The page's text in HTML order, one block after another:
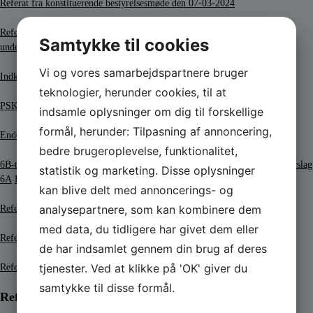
Referat fra konstituerende bestyrelsesmøde den 07-03-2024
Referat fra ordinær generalforsamling i Præstø Sejlklub 07-03-2024 –
underskrevet
Indkaldelse til ordinær generalforsamling i Præstø Sejlklub 2024
PSK Årsregnskab 2023 – underskrevet-compressed
Endelig dagsorden til ordinær generalforsamling i Præstø Sejlklub 2024
6B-tegning#1 6B-tegning#2 6B-tegning#3 6B-tegning#4 6B-tegning#5
Forslag
6A Forslag 6B Forslag 6C Forslag 6D Forslag 6D – bilag
Referat fra Bestyrelsesmødet den 21-02-2024
Referat fra Bestyrelsesmødet den 24-01-2024
Referat fra Bestyrelsesmøde den 24-01-2024
Referater og regnskab 2023
Samtykke til cookies
Vi og vores samarbejdspartnere bruger
teknologier, herunder cookies, til at
indsamle oplysninger om dig til forskellige
formål, herunder: Tilpasning af annoncering,
bedre brugeroplevelse, funktionalitet,
statistik og marketing. Disse oplysninger
kan blive delt med annoncerings- og
analysepartnere, som kan kombinere dem
med data, du tidligere har givet dem eller
de har indsamlet gennem din brug af deres
tjenester. Ved at klikke på 'OK' giver du
samtykke til disse formål.